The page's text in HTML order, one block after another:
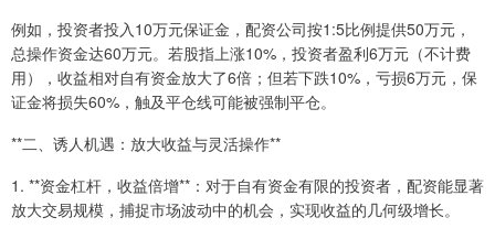
例如，投资者投入10万元保证金，配资公司按1:5比例提供50万元，
总操作资金达60万元。若股指上涨10%，投资者盈利6万元（不计费
用），收益相对自有资金放大了6倍；但若下跌10%，亏损6万元，保
证金将损失60%，触及平仓线可能被强制平仓。
**二、诱人机遇：放大收益与灵活操作**
1. **资金杠杆，收益倍增**：对于自有资金有限的投资者，配资能显著
放大交易规模，捕捉市场波动中的机会，实现收益的几何级增长。